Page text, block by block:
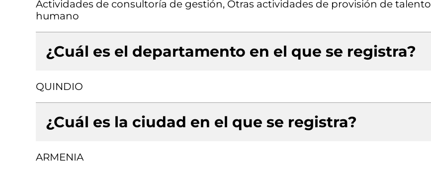
Actividades de consultoría de gestión, Otras actividades de provisión de talento
humano
¿Cuál es el departamento en el que se registra?
QUINDIO
¿Cuál es la ciudad en el que se registra?
ARMENIA